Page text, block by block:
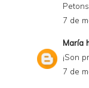
7 de
María
¡Son
7 de